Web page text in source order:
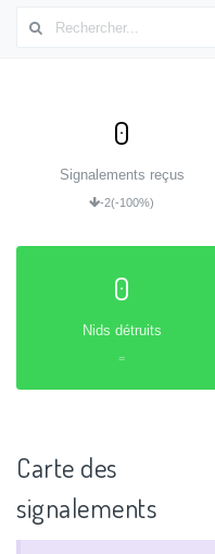
0
Signalements reçus
-2(-100%)
0
Nids détruits
=
Carte des
signalements